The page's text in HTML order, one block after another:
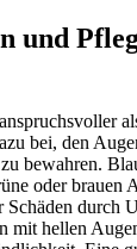
und
bei, den
bewahren.
oder brauen
Schäden durch
mit hellen